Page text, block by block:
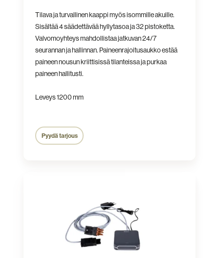
Tilava ja turvallinen kaappi myös isommille akuille.
Sisältää 4 säädettävää hyllytasoa ja32 pistoketta.
Valvomoyhteys mahdollistaa jatkuvan 24/7
seurannan ja hallinnan. Paineenrajoitusaukko estää
paineen nousun kriittisissä tilanteissa ja purkaa
paineen hallitusti.
Leveys 1200 mm
Pyydä tarjous